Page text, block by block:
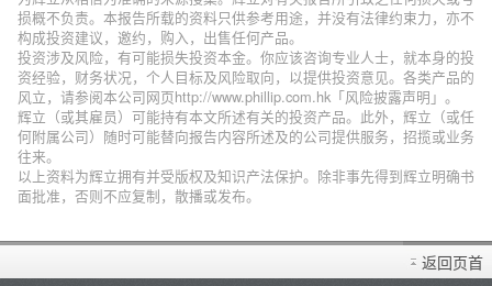
损概不负责。本报告所载的资料只供参考用途，并没有法律约束力，亦不
构成投资建议，邀约，购入，出售任何产品。
投资涉及风险，有可能损失投资本金。你应该咨询专业人士，就本身的投
资经验，财务状况，个人目标及风险取向，以提供投资意见。各类产品的
风立，请参阅本公司网页http://www.phillip.com.hk「风险披露声明」。
辉立（或其雇员）可能持有本文所述有关的投资产品。此外，辉立（或任
何附属公司）随时可能替向报告内容所述及的公司提供服务，招揽或业务
往来。
以上资料为辉立拥有并受版权及知识产法保护。除非事先得到辉立明确书
面批准，否则不应复制，散播或发布。
返回页首